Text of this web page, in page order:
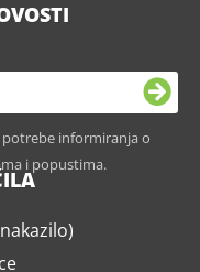
potrebe informiranja o
i popustima.